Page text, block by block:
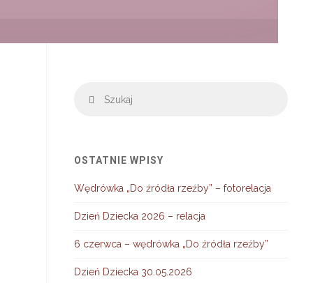
Szukaj
OSTATNIE WPISY
Wędrówka „Do źródła rzeźby” – fotorelacja
Dzień Dziecka 2026 – relacja
6 czerwca – wędrówka „Do źródła rzeźby”
Dzień Dziecka 30.05.2026